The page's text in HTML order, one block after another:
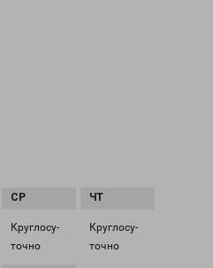
Круглосу­
точно
Круглосу­
точно